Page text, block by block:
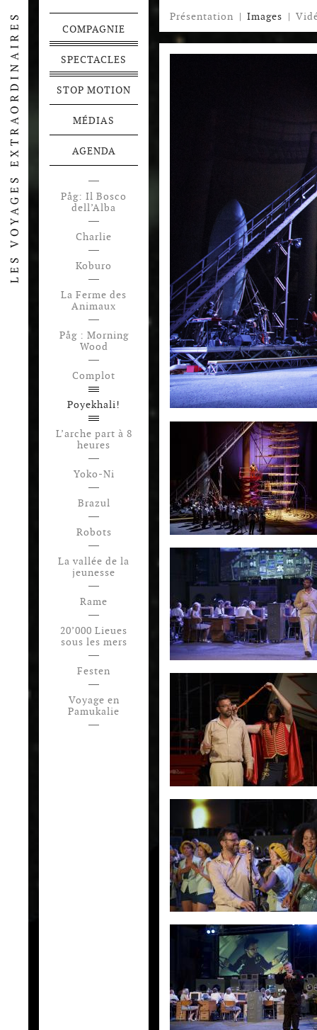
Présentation | Images |
COMPAGNIE
SPECTACLES
STOP MOTION
MÉDIAS
AGENDA
Påg: Il Bosco
dell’Alba
Charlie
Koburo
La Ferme des
Animaux
Påg : Morning
Wood
Complot
Poyekhali!
L’arche part à 8
heures
Yoko-Ni
Brazul
Robots
La vallée de la
jeunesse
Rame
20’000 Lieues
sous les mers
Festen
Voyage en
Pamukalie